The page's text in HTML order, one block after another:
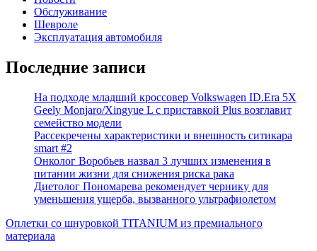
Обслуживание
Шевроле
Эксплуатация автомобиля
Последние записи
На подходе младший кроссовер Volkswagen ID.Era 5X
Geely Monjaro/Xingyue L с приставкой Plus возглавит
семейство модели
Рассекречены характеристики и внешность ситикара
smart #2
Онколог Воробьев назвал 3 лучших изменения в
питании жизни для снижения риска рака
Диетолог Пономарева рекомендует чернику для
уменьшения ущерба, вызванного ультрафиолетом
Оплетки со шнуровкой TITANIUM из премиального
материала